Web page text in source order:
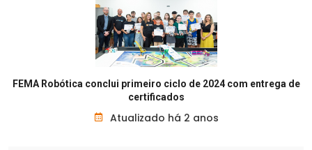
FEMA Robótica conclui primeiro ciclo de 2024 com entrega de
certificados
Atualizado há 2 anos